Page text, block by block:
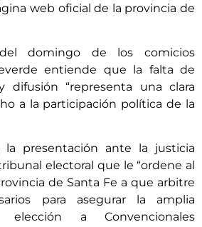
web oficial de la provincia de
domingo de los comicios
entiende que la falta de
difusión “representa una clara
a la participación política de la
presentación ante la justicia
electoral que le “ordene al
de Santa Fe a que arbitre
para asegurar la amplia
a Convencionales